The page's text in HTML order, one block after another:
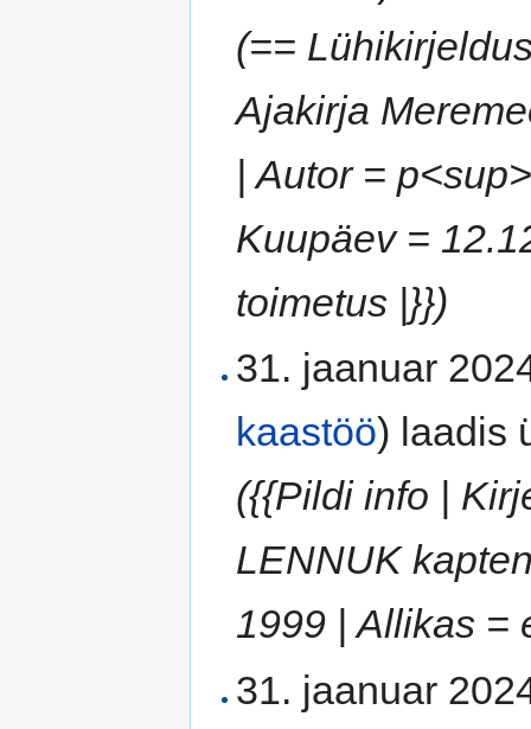
(==
Ajakirja
| Autor =
Kuupäev =
toimetus |}})
31. jaanuar
kaastöö) laadis
({{Pildi info |
LENNUK
1999 | Allikas =
31. jaanuar